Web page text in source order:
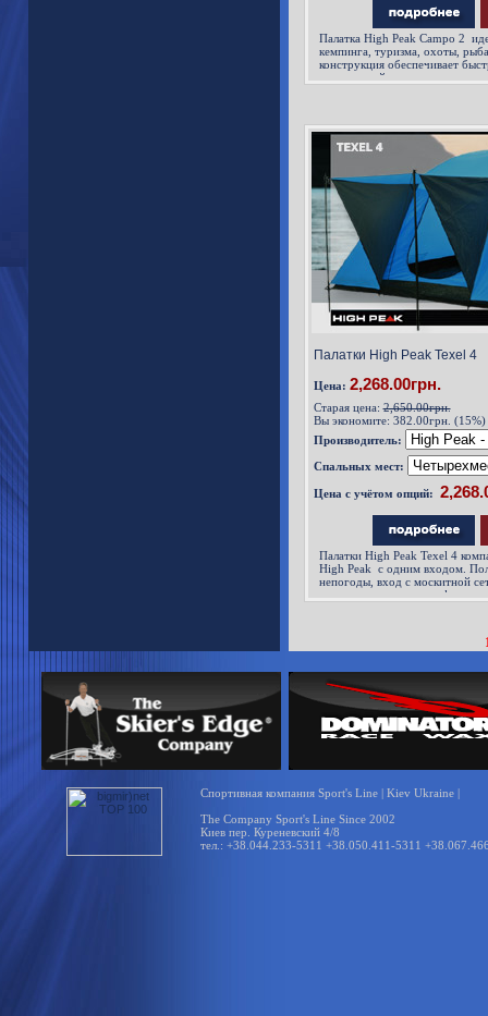
Палатка High Peak Campo 2
кемпинга, туризма, охоты,
конструкция обеспечивает
менее одной минуты.
Палатки High Peak Texel 4
Цена: 2,268.00грн.
Старая цена:2,650.00грн.
Вы экономите: 382.00грн. (15%)
Производитель:
Спальных мест:
Цена с учётом опций:
Палатки High Peak Texel 4
High Peak с одним входом.
непогоды, вход с москитной
липучка для крепления
Спортивная компания Sport's Line | Kiev Ukraine |
The Company Sport's Line Since 2002
Киев пер. Куреневский 4/8
тел.: +38.044.233-5311 +38.050.411-5311